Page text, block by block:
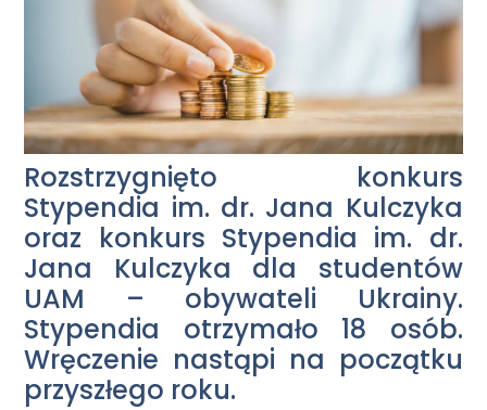
Rozstrzygnięto konkurs
Stypendia im. dr. Jana Kulczyka
oraz konkurs Stypendia im. dr.
Jana Kulczyka dla studentów
UAM – obywateli Ukrainy.
Stypendia otrzymało 18 osób.
Wręczenie nastąpi na początku
przyszłego roku.